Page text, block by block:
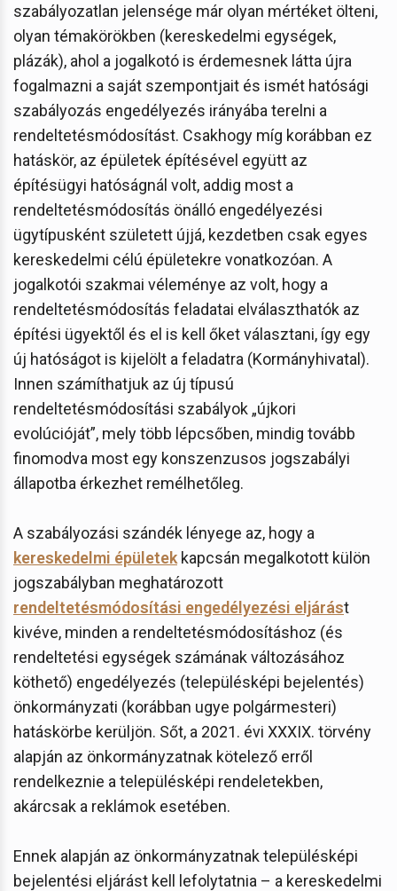
szabályozatlan jelensége már olyan mértéket ölteni,
olyan témakörökben (kereskedelmi egységek,
plázák), ahol a jogalkotó is érdemesnek látta újra
fogalmazni a saját szempontjait és ismét hatósági
szabályozás engedélyezés irányába terelni a
rendeltetésmódosítást. Csakhogy míg korábban ez
hatáskör, az épületek építésével együtt az
építésügyi hatóságnál volt, addig most a
rendeltetésmódosítás önálló engedélyezési
ügytípusként született újjá, kezdetben csak egyes
kereskedelmi célú épületekre vonatkozóan. A
jogalkotói szakmai véleménye az volt, hogy a
rendeltetésmódosítás feladatai elválaszthatók az
építési ügyektől és el is kell őket választani, így egy
új hatóságot is kijelölt a feladatra (Kormányhivatal).
Innen számíthatjuk az új típusú
rendeltetésmódosítási szabályok „újkori
evolúcióját”, mely több lépcsőben, mindig tovább
finomodva most egy konszenzusos jogszabályi
állapotba érkezhet remélhetőleg.
A szabályozási szándék lényege az, hogy a
kereskedelmi épületek kapcsán megalkotott külön
jogszabályban meghatározott
rendeltetésmódosítási engedélyezési eljárást
kivéve, minden a rendeltetésmódosításhoz (és
rendeltetési egységek számának változásához
köthető) engedélyezés (településképi bejelentés)
önkormányzati (korábban ugye polgármesteri)
hatáskörbe kerüljön. Sőt, a 2021. évi XXXIX. törvény
alapján az önkormányzatnak kötelező erről
rendelkeznie a településképi rendeletekben,
akárcsak a reklámok esetében.
Ennek alapján az önkormányzatnak településképi
bejelentési eljárást kell lefolytatnia – a kereskedelmi